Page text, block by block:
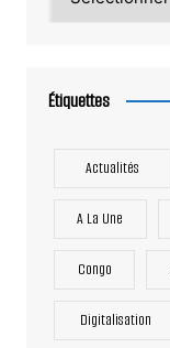
Étiquettes
Actualités
A La Une
Congo
Digitalisation